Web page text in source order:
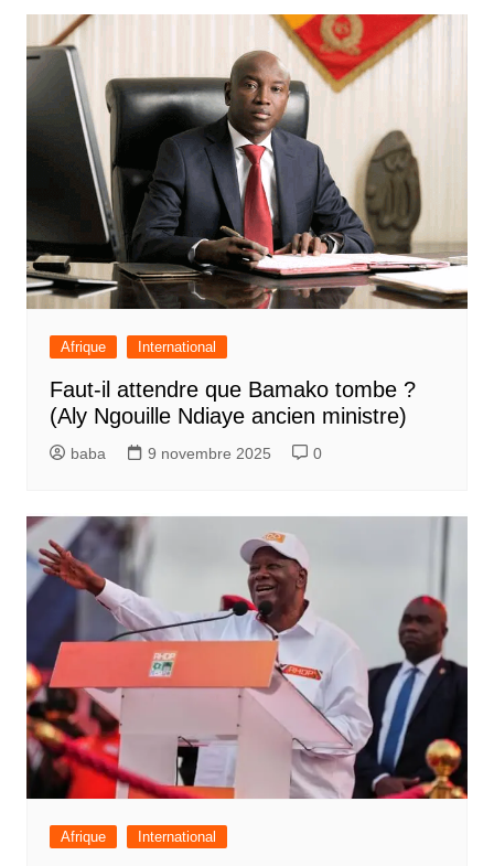
Afrique International
Faut-il attendre que Bamako tombe ?
(Aly Ngouille Ndiaye ancien ministre)
baba 9 novembre 2025 0
Afrique International